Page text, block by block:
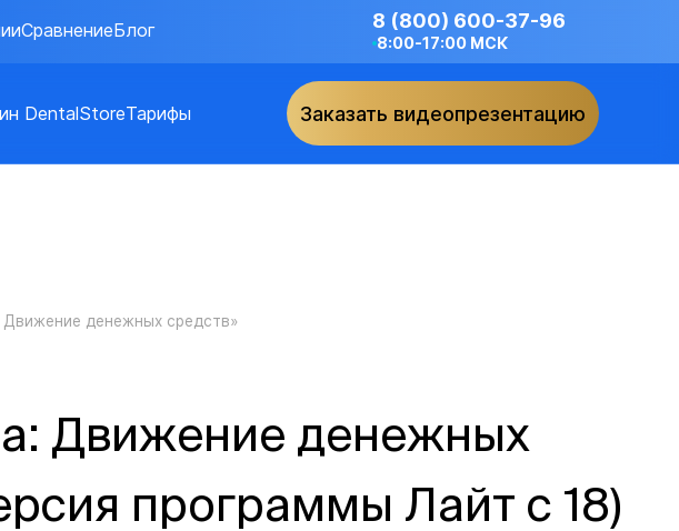
СравнениеБлог 8 (800) 600-37-96
8:00-17:00 МСК
DentalStoreТарифы Заказать видеопрезентацию
Движение денежных средств»
Движение денежных
программы Лайт с 18)